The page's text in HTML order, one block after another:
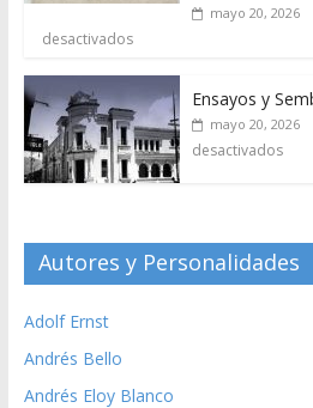
mayo 20, 2026
desactivados
Ensayos y
mayo 20, 2026
desactivados
Autores y Personalidades
Adolf Ernst
Andrés Bello
Andrés Eloy Blanco